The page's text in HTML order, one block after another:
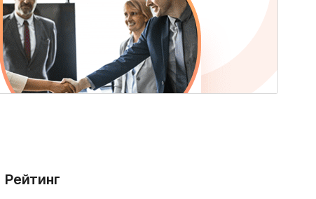
Рейтинг